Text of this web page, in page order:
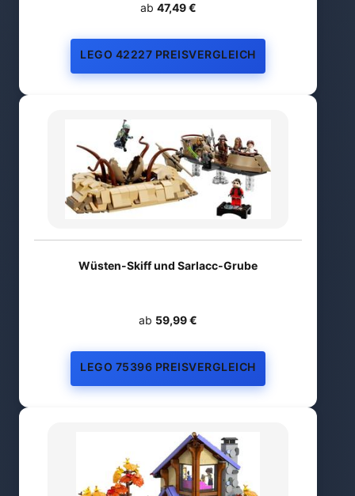
ab 47,49 €
LEGO 42227 PREISVERGLEICH
Wüsten-Skiff und Sarlacc-Grube
ab 59,99 €
LEGO 75396 PREISVERGLEICH